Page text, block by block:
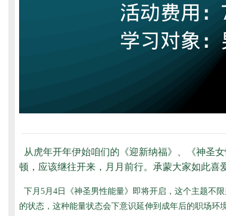
从虎年开年伊始咱们的《迎新纳福》、《神圣
顿，应该继往开来，月月前行。承蒙大家如此喜
下月5月4日《神圣男性能量》即将开启，这个主题不
的状态，这种能量状态会下意识延伸到成年后的职场环